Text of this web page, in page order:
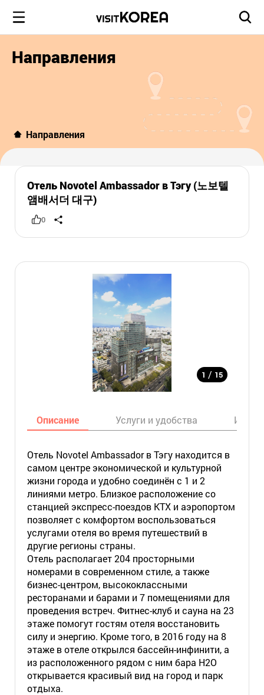
Направления
Направления
Отель Novotel Ambassador в Тэгу (노보텔
앰배서더 대구)
0
1 / 15
Описание Услуги и удобства
Отель Novotel Ambassador в Тэгу находится в
самом центре экономической и культурной
жизни города и удобно соединён с 1 и 2
линиями метро. Близкое расположение со
станцией экспресс-поездов KTX и аэропортом
позволяет с комфортом воспользоваться
услугами отеля во время путешествий в
другие регионы страны.
Отель располагает 204 просторными
номерами в современном стиле, а также
бизнес-центром, высококлассными
ресторанами и барами и 7 помещениями для
проведения встреч. Фитнес-клуб и сауна на 23
этаже помогут гостям отеля восстановить
силу и энергию. Кроме того, в 2016 году на 8
этаже в отеле открылся бассейн-инфинити, а
из расположенного рядом с ним бара H2O
открывается красивый вид на город и парк
отдыха.